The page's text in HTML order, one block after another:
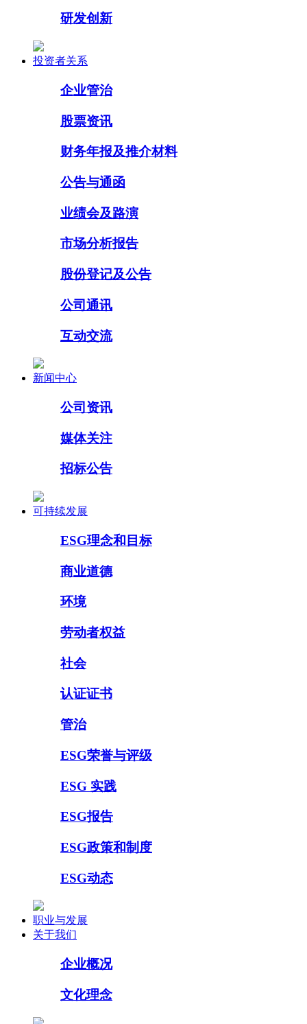
研发创新
投资者关系
企业管治
股票资讯
财务年报及推介材料
公告与通函
业绩会及路演
市场分析报告
股份登记及公告
公司通讯
互动交流
新闻中心
公司资讯
媒体关注
招标公告
可持续发展
ESG理念和目标
商业道德
环境
劳动者权益
社会
认证证书
管治
ESG荣誉与评级
ESG 实践
ESG报告
ESG政策和制度
ESG动态
职业与发展
关于我们
企业概况
文化理念